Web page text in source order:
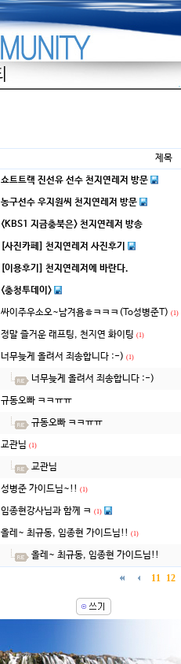
제목
쇼트트랙 진선유 선수 천지연레저 방문
농구선수 우지원씨 천지연레저 방문
<KBS1 지금충북은> 천지연레저 방송
[사진카페] 천지연레저 사진후기
[이용후기] 천지연레저에 바란다.
<충청투데이>
싸이주우소오~남겨욤ㅎㅋㅋㅋ(To성병준T) (1)
정말 즐거운 래프팅, 천지연 화이팅 (1)
너무늦게 올려서 죄송합니다 :-) (1)
너무늦게 올려서 죄송합니다 :-)
규동오빠 ㅋㅋㅠㅠ
규동오빠 ㅋㅋㅠㅠ
교관님 (1)
교관님
성병준 가이드님~!! (1)
임종현강사님과 함께 ㅋ (1)
올레~ 최규동, 임종현 가이드님!! (1)
올레~ 최규동, 임종현 가이드님!!
11 12